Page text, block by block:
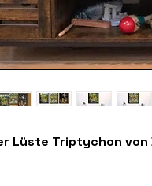
Lüste Triptychon von